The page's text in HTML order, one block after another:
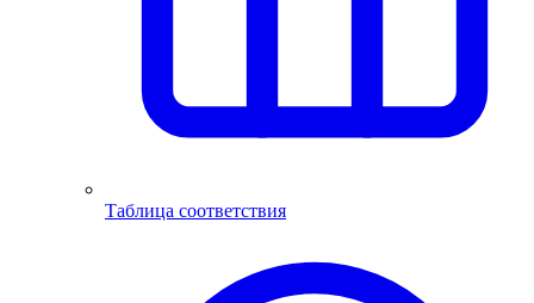
Таблица соответствия